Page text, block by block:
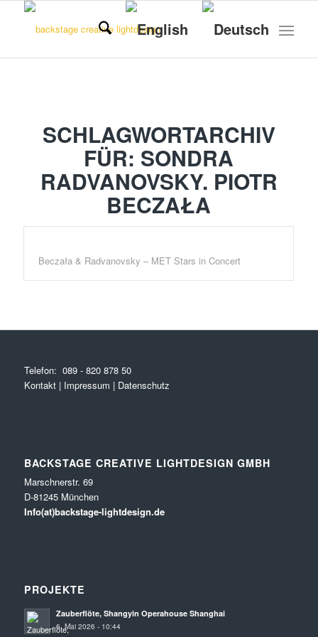
SCHLAGWORTARCHIV
FÜR: SONDRA
RADVANOVSKY. PIOTR
BECZAŁA
Beczała & Radvanovsky – MET Stars in Concert
Telefon: 089 - 820 878 50
Kontakt| Impressum | Datenschutz
BACKSTAGE CREATIVE LIGHTDESIGN GMBH
Marschnerstr. 69
D-81245 München
Info(at)backstage-lightdesign.de
PROJEKTE
Zauberflöte, Shangyin Operahouse Shanghai
6. Mai 2026 - 10:44